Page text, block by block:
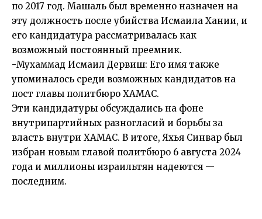
по 2017 год. Машаль был временно назначен на
эту должность после убийства Исмаила Хании, и
его кандидатура рассматривалась как
возможный постоянный преемник.
-Мухаммад Исмаил Дервиш: Его имя также
упоминалось среди возможных кандидатов на
пост главы политбюро ХАМАС.
Эти кандидатуры обсуждались на фоне
внутрипартийных разногласий и борьбы за
власть внутри ХАМАС. В итоге, Яхья Синвар был
избран новым главой политбюро 6 августа 2024
года и миллионы израильтян надеются —
последним.